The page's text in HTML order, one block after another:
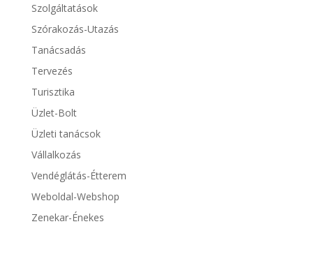
Szolgáltatások
Szórakozás-Utazás
Tanácsadás
Tervezés
Turisztika
Üzlet-Bolt
Üzleti tanácsok
Vállalkozás
Vendéglátás-Étterem
Weboldal-Webshop
Zenekar-Énekes